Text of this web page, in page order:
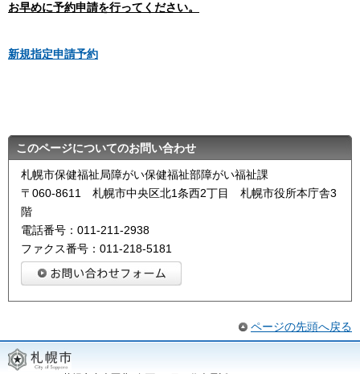
お早めに予約申請を行ってください。
新規指定申請予約
このページについてのお問い合わせ
札幌市保健福祉局障がい保健福祉部障がい福祉課
〒060-8611 札幌市中央区北1条西2丁目 札幌市役所本庁舎3
階
電話番号：011-211-2938
ファクス番号：011-218-5181
ページの先頭へ戻る